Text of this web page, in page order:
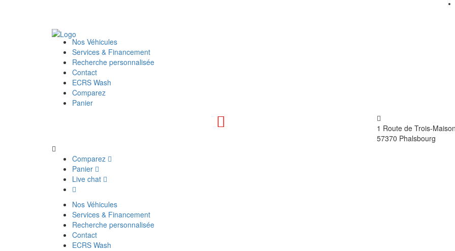
Nos Véhicules
Services & Financement
Recherche personnalisée
Contact
ECRS Wash
Comparez
Panier
1 Route de Trois-
57370 Phalsbourg
Comparez
Panier
Live chat
Nos Véhicules
Services & Financement
Recherche personnalisée
Contact
ECRS Wash